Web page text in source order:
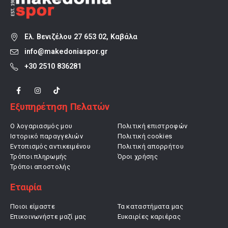
Ελ. Βενιζέλου 27 653 02, Καβάλα
info@makedoniaspor.gr
+30 2510 836281
Εξυπηρέτηση Πελατών
Ο λογαριασμός μου
Ιστορικό παραγγελιών
Εντοπισμός αντικειμένου
Τρόποι πληρωμής
Τρόποι αποστολής
Πολιτική επιστροφών
Πολιτική cookies
Πολιτική απορρήτου
Όροι χρήσης
Εταιρία
Ποιοι είμαστε
Επικοινωνήστε μαζί μας
Τα καταστήματα μας
Ευκαιρίες καριέρας